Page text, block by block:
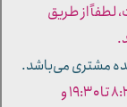
لطفاً از طریق
مشتری می‌باشد.
- ساعات کاری فروشگاه: شنبه تا چهارشنبه از ساعت ۸:۳۰ تا ۱۹:۳۰ و